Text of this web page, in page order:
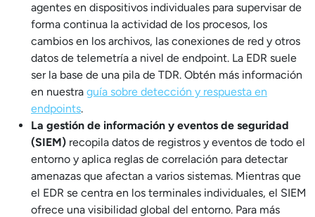
agentes en dispositivos individuales para supervisar de
forma continua la actividad de los procesos, los
cambios en los archivos, las conexiones de red y otros
datos de telemetría a nivel de endpoint. La EDR suele
ser la base de una pila de TDR. Obtén más información
en nuestra guía sobre detección y respuesta en
endpoints.
La gestión de información y eventos de seguridad
(SIEM) recopila datos de registros y eventos de todo el
entorno y aplica reglas de correlación para detectar
amenazas que afectan a varios sistemas. Mientras que
el EDR se centra en los terminales individuales, el SIEM
ofrece una visibilidad global del entorno. Para más